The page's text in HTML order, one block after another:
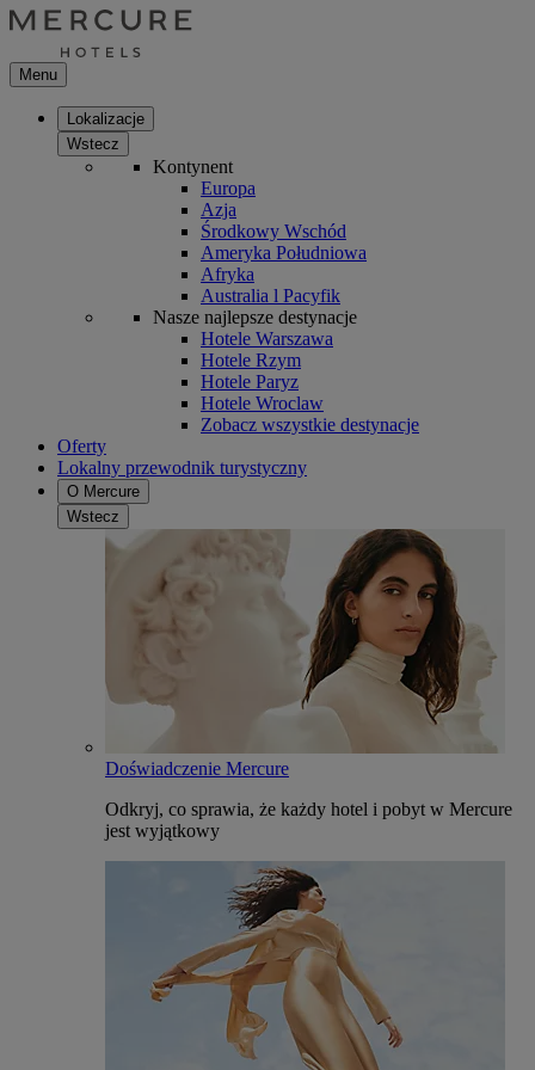
Menu
Lokalizacje
Wstecz
Kontynent
Europa
Azja
Środkowy Wschód
Ameryka Południowa
Afryka
Australia l Pacyfik
Nasze najlepsze destynacje
Hotele Warszawa
Hotele Rzym
Hotele Paryz
Hotele Wroclaw
Zobacz wszystkie destynacje
Oferty
Lokalny przewodnik turystyczny
O Mercure
Wstecz
Doświadczenie Mercure
Odkryj, co sprawia, że każdy hotel i pobyt w Mercure
jest wyjątkowy